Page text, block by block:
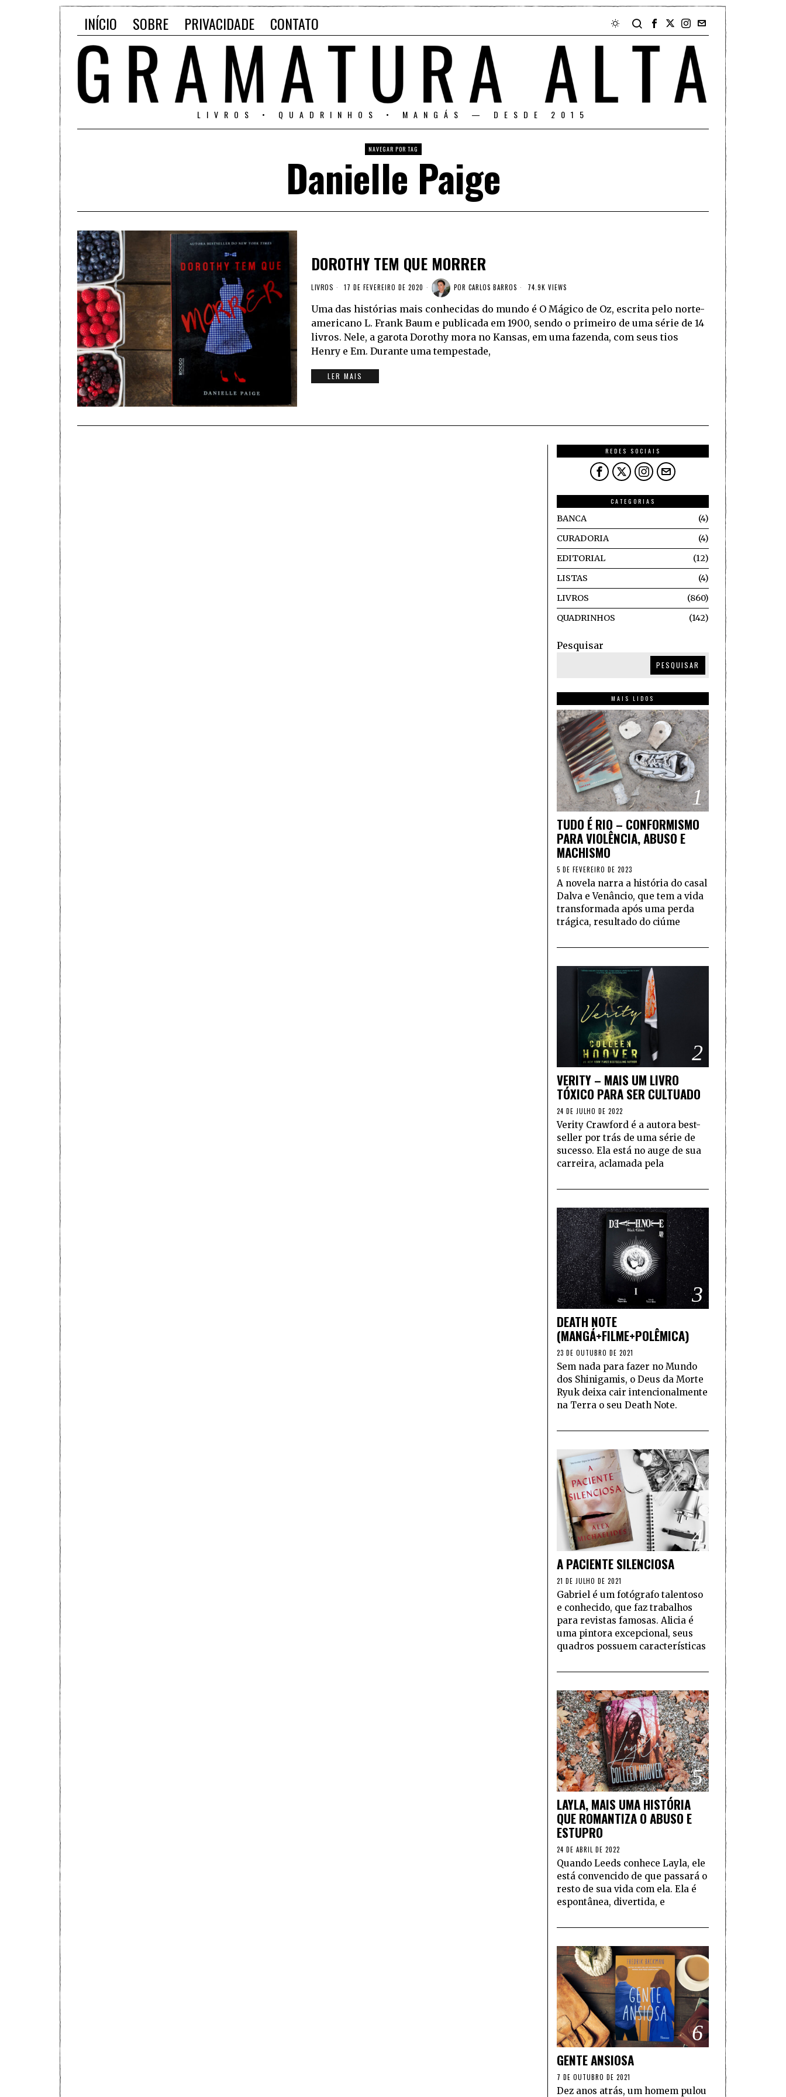
INÍCIO SOBRE PRIVACIDADE CONTATO
LIVROS • QUADRINHOS • MANGÁS — DESDE 2015
NAVEGAR POR TAG
Danielle Paige
DOROTHY TEM QUE MORRER
LIVROS 17 DE FEVEREIRO DE 2020 POR CARLOS BARROS 74.9K VIEWS
Uma das histórias mais conhecidas do mundo é O Mágico de Oz, escrita pelo norte-
americano L. Frank Baum e publicada em 1900, sendo o primeiro de uma série de 14
livros. Nele, a garota Dorothy mora no Kansas, em uma fazenda, com seus tios
Henry e Em. Durante uma tempestade,
LER MAIS
REDES SOCIAIS
CATEGORIAS
BANCA
4
CURADORIA
4
EDITORIAL
12
LISTAS
4
LIVROS
860
QUADRINHOS
142
Pesquisar
PESQUISAR
MAIS LIDOS
1
TUDO É RIO – CONFORMISMO
PARA VIOLÊNCIA, ABUSO E
MACHISMO
5 DE FEVEREIRO DE 2023
A novela narra a história do casal
Dalva e Venâncio, que tem a vida
transformada após uma perda
trágica, resultado do ciúme
2
VERITY – MAIS UM LIVRO
TÓXICO PARA SER CULTUADO
24 DE JULHO DE 2022
Verity Crawford é a autora best-
seller por trás de uma série de
sucesso. Ela está no auge de sua
carreira, aclamada pela
3
DEATH NOTE
(MANGÁ+FILME+POLÊMICA)
23 DE OUTUBRO DE 2021
Sem nada para fazer no Mundo
dos Shinigamis, o Deus da Morte
Ryuk deixa cair intencionalmente
na Terra o seu Death Note.
4
A PACIENTE SILENCIOSA
21 DE JULHO DE 2021
Gabriel é um fotógrafo talentoso
e conhecido, que faz trabalhos
para revistas famosas. Alicia é
uma pintora excepcional, seus
quadros possuem características
5
LAYLA, MAIS UMA HISTÓRIA
QUE ROMANTIZA O ABUSO E
ESTUPRO
24 DE ABRIL DE 2022
Quando Leeds conhece Layla, ele
está convencido de que passará o
resto de sua vida com ela. Ela é
espontânea, divertida, e
6
GENTE ANSIOSA
7 DE OUTUBRO DE 2021
Dez anos atrás, um homem pulou